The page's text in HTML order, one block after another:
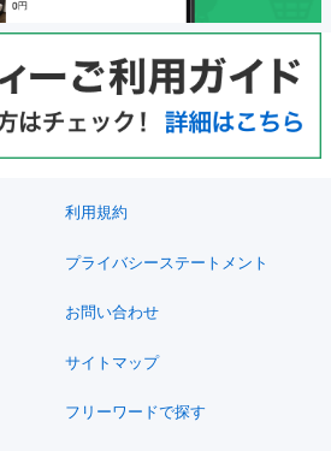
利用規約
プライバシーステートメント
お問い合わせ
サイトマップ
フリーワードで探す